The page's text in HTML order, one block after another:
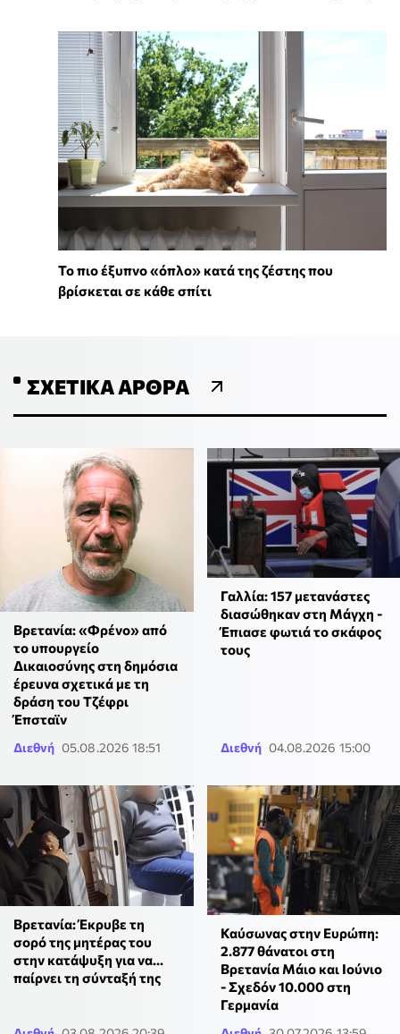
To πιο έξυπνο «όπλο» κατά της ζέστης που
βρίσκεται σε κάθε σπίτι
ΣΧΕΤΙΚΆ ΆΡΘΡΑ
Βρετανία: «Φρένο» από
το υπουργείο
Δικαιοσύνης στη δημόσια
έρευνα σχετικά με τη
δράση του Τζέφρι
Έπσταϊν
Διεθνή 05.08.2026 18:51
Γαλλία: 157 μετανάστες
διασώθηκαν στη Μάγχη -
Έπιασε φωτιά το σκάφος
τους
Διεθνή 04.08.2026 15:00
Βρετανία: Έκρυβε τη
σορό της μητέρας του
στην κατάψυξη για να...
παίρνει τη σύνταξή της
Καύσωνας στην Ευρώπη:
2.877 θάνατοι στη
Βρετανία Μάιο και Ιούνιο
- Σχεδόν 10.000 στη
Γερμανία